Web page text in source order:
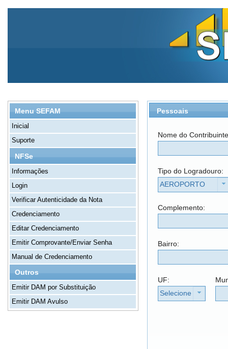
Menu SEFAM
Inicial
Suporte
NFSe
Informações
Login
Verificar Autenticidade da Nota
Credenciamento
Editar Credenciamento
Emitir Comprovante/Enviar Senha
Manual de Credenciamento
Outros
Emitir DAM por Substituição
Emitir DAM Avulso
Pessoais
Nome do
Tipo do Logradouro:
AEROPORTO
Complemento:
Bairro:
UF:
Selecione